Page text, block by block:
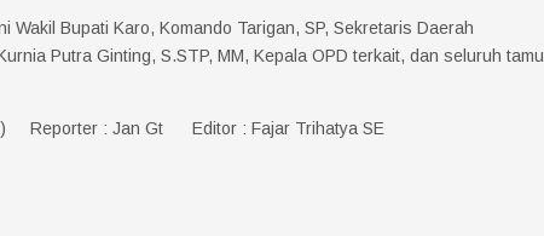
Wakil Bupati Karo, Komando Tarigan, SP, Sekretaris Daerah
Putra Ginting, S.STP, MM, Kepala OPD terkait, dan seluruh tamu
Reporter : Jan Gt Editor : Fajar Trihatya SE